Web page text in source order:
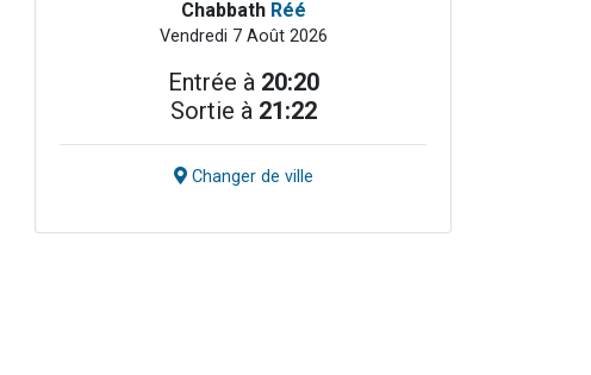
Chabbath Réé
Vendredi 7 Août 2026
Entrée à 20:20
Sortie à 21:22
Changer de ville